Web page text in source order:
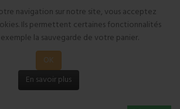
navigation sur notre site, vous acceptez
Ils permettent certaines fonctionnalités
la sauvegarde de votre panier.
OK
En savoir plus